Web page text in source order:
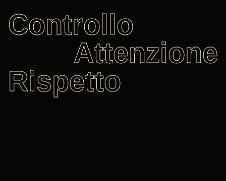
Controllo
Attenzione
Rispetto